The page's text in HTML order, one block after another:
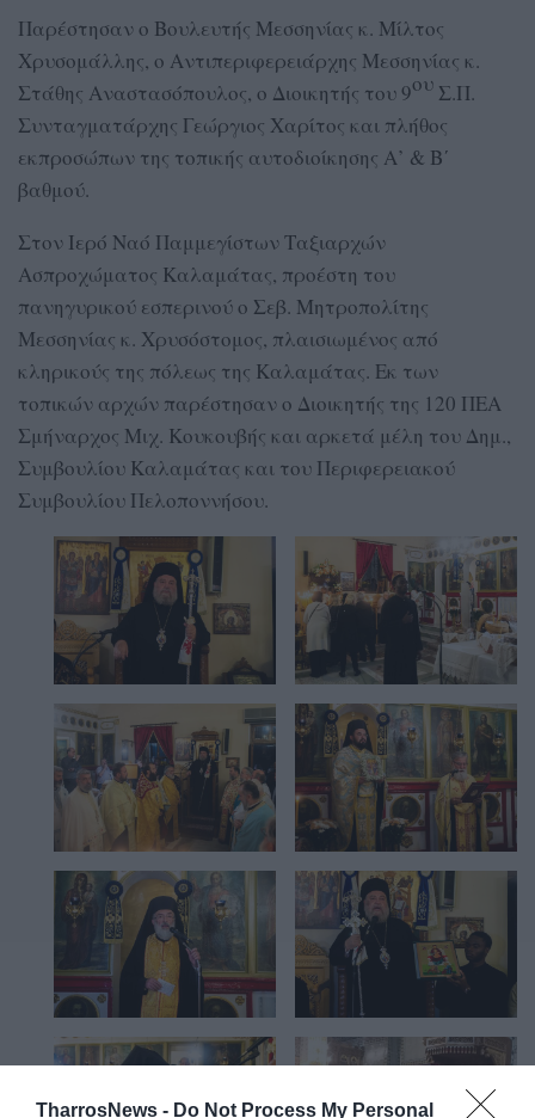
TharrosNews - Do Not Process My Personal
Παρέστησαν ο Βουλευτής Μεσσηνίας κ. Μίλτος
Χρυσομάλλης, ο Αντιπεριφερειάρχης Μεσσηνίας κ.
Στάθης Αναστασόπουλος, ο Διοικητής του 9ου Σ.Π.
Συνταγματάρχης Γεώργιος Χαρίτος και πλήθος
εκπροσώπων της τοπικής αυτοδιοίκησης Α’ & Β΄
βαθμού.
Στον Ιερό Ναό Παμμεγίστων Ταξιαρχών
Ασπροχώματος Καλαμάτας, προέστη του
πανηγυρικού εσπερινού ο Σεβ. Μητροπολίτης
Μεσσηνίας κ. Χρυσόστομος, πλαισιωμένος από
κληρικούς της πόλεως της Καλαμάτας. Εκ των
τοπικών αρχών παρέστησαν ο Διοικητής της 120 ΠΕΑ
Σμήναρχος Μιχ. Κουκουβής και αρκετά μέλη του Δημ.,
Συμβουλίου Καλαμάτας και του Περιφερειακού
Συμβουλίου Πελοποννήσου.